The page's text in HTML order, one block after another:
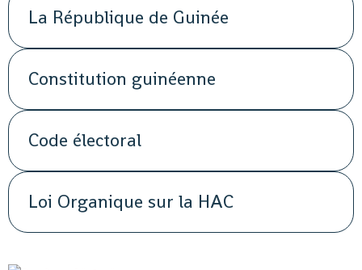
La République de Guinée
Constitution guinéenne
Code électoral
Loi Organique sur la HAC